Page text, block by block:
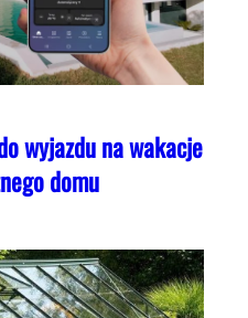
wyjazdu na wakacje
domu